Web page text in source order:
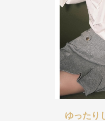
ゆったり